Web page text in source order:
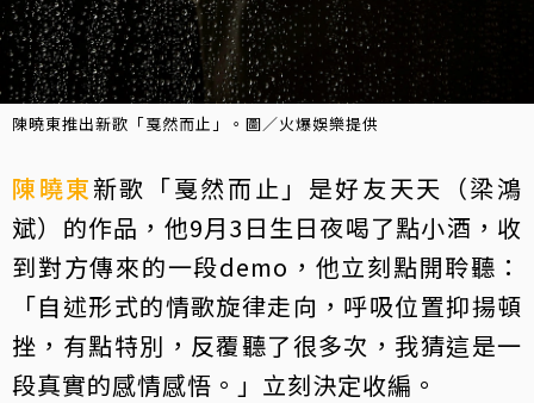
陳曉東推出新歌「戛然而止」。圖／火爆娛樂提供
陳曉東新歌「戛然而止」是好友天天（梁鴻
斌）的作品，他9月3日生日夜喝了點小酒，收
到對方傳來的一段demo，他立刻點開聆聽：
「自述形式的情歌旋律走向，呼吸位置抑揚頓
挫，有點特別，反覆聽了很多次，我猜這是一
段真實的感情感悟。」立刻決定收編。